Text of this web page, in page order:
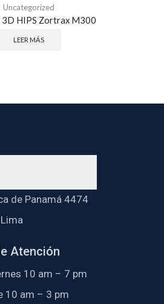
Uncategorized
3D HIPS Zortrax M300
LEER MÁS
de Panamá 4474
Atención
10 am – 7 pm
10 am – 3 pm